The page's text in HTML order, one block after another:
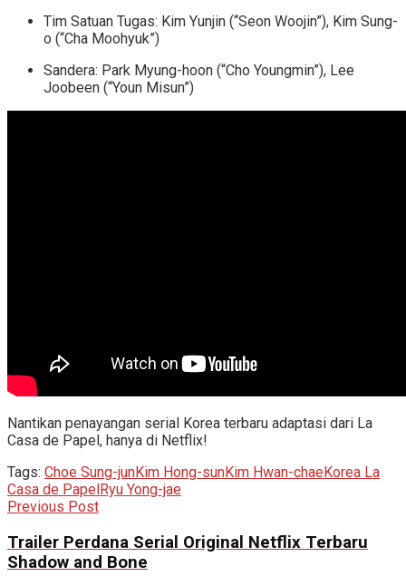
Tim Satuan Tugas: Kim Yunjin (“Seon Woojin”), Kim Sung-
o (“Cha Moohyuk”)
Sandera: Park Myung-hoon (“Cho Youngmin”), Lee
Joobeen (“Youn Misun”)
Nantikan penayangan serial Korea terbaru adaptasi dari La
Casa de Papel, hanya di Netflix!
Tags: Choe Sung-junKim Hong-sunKim Hwan-chaeKorea La
Casa de PapelRyu Yong-jae
Previous Post
Trailer Perdana Serial Original Netflix Terbaru
Shadow and Bone